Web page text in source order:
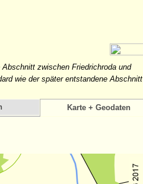
zwischen Friedrichroda und
wie der später entstandene Abschnitt
Karte + Geodaten